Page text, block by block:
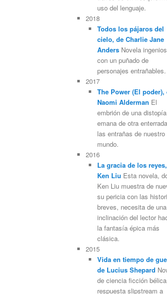
uso del lenguaje.
2018
Todos los pájaros del
cielo, de Charlie Jane
AndersNovela
con un puñado de
personajes entrañables.
2017
The Power (El poder),
Naomi Alderman El
embrión de una
emana de otra
las entrañas de nuestro
mundo.
2016
La gracia de los
Ken Liu Esta novela,
Ken Liu muestra de
su pericia con las
breves, necesita de una
inclinación del lector
la fantasía épica más
clásica.
2015
Vida en tiempo de
de Lucius Shepard
de ciencia ficción
respuesta slipstream a